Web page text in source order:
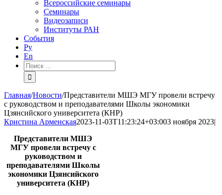
Всероссийские семинары
Семинары
Видеозаписи
Институты РАН
События
Ру
En
Результат
поиска:
Главная/Новости/Представители МШЭ МГУ провели встречу
с руководством и преподавателями Школы экономики
Цзянсийского университета (КНР)
Кристина Арменская2023-11-03T11:23:24+03:003 ноября 2023|
Представители МШЭ
МГУ провели встречу с
руководством и
преподавателями Школы
экономики Цзянсийского
университета (КНР)